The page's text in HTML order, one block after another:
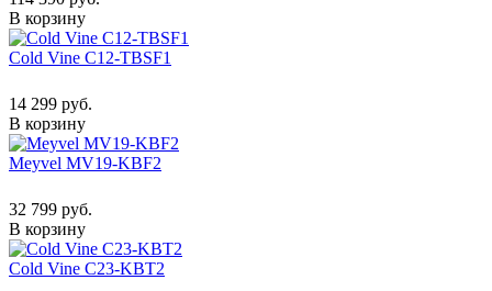
В корзину
Cold Vine C12-TBSF1
14 299 руб.
В корзину
Meyvel MV19-KBF2
32 799 руб.
В корзину
Cold Vine C23-KBT2